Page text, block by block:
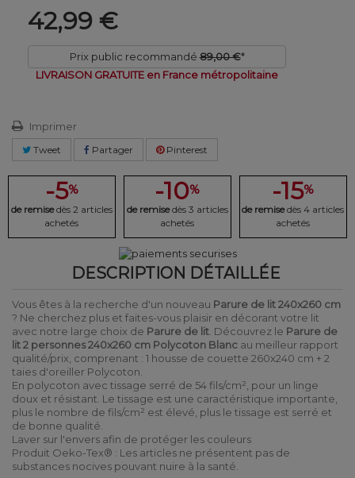
42,99 €
Prix public recommandé 89,00 €*
LIVRAISON GRATUITE en France métropolitaine
Imprimer
Tweet Partager Pinterest
-5%
de remise dès 2 articles
achetés
-10%
de remise dès 3 articles
achetés
-15%
de remise dès 4 articles
achetés
DESCRIPTION DÉTAILLÉE
Vous êtes à la recherche d'un nouveau Parure de lit 240x260 cm
? Ne cherchez plus et faites-vous plaisir en décorant votre lit
avec notre large choix de Parure de lit . Découvrez le Parure de
lit 2 personnes 240x260 cm Polycoton Blanc au meilleur rapport
qualité/prix, comprenant : 1 housse de couette 260x240 cm + 2
taies d'oreiller Polycoton.
En polycoton avec tissage serré de 54 fils/cm², pour un linge
doux et résistant. Le tissage est une caractéristique importante,
plus le nombre de fils/cm² est élevé, plus le tissage est serré et
de bonne qualité.
Laver sur l'envers afin de protéger les couleurs
Produit Oeko-Tex® : Les articles ne présentent pas de
substances nocives pouvant nuire à la santé.